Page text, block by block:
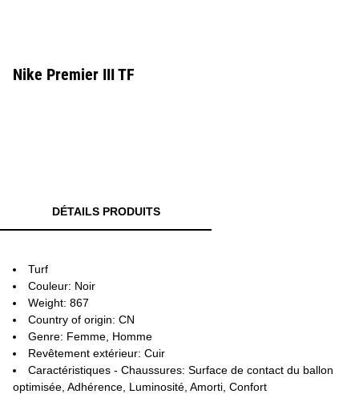
Nike Premier III TF
DÉTAILS PRODUITS
Turf
Couleur: Noir
Weight: 867
Country of origin: CN
Genre: Femme, Homme
Revêtement extérieur: Cuir
Caractéristiques - Chaussures: Surface de contact du ballon
optimisée, Adhérence, Luminosité, Amorti, Confort